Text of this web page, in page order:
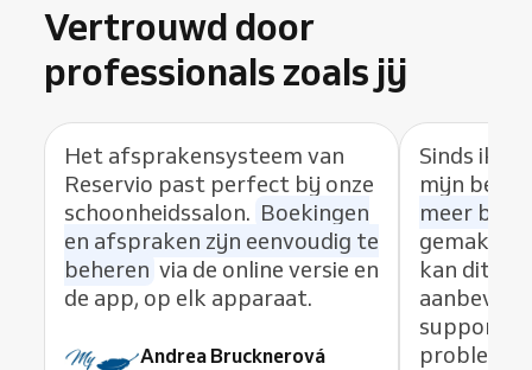
Vertrouwd door
professionals zoals jij
Het afsprakensysteem van
Reservio past perfect bij onze
schoonheidssalon. Boekingen
en afspraken zijn eenvoudig te
beheren via de online versie en
de app, op elk apparaat.
Andrea Brucknerová
Sinds ik
mijn
meer
gemak
kan dit